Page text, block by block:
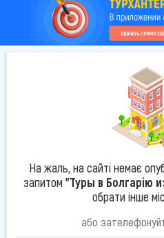
На жаль, на сайті немає
запитом "Туры в Болгарію
обрати інше
або